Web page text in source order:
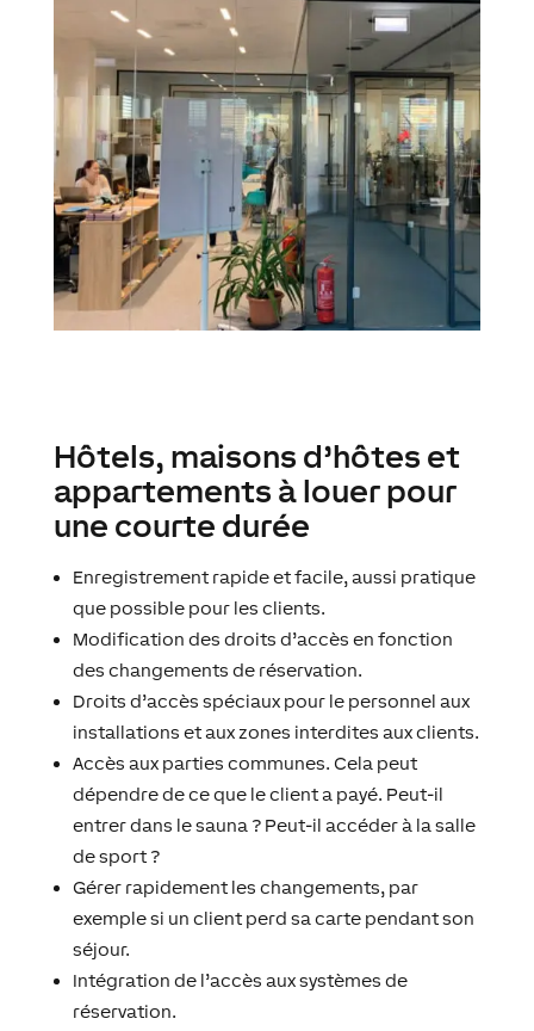
Hôtels, maisons d’hôtes et
appartements à louer pour
une courte durée
Enregistrement rapide et facile, aussi pratique
que possible pour les clients.
Modification des droits d’accès en fonction
des changements de réservation.
Droits d’accès spéciaux pour le personnel aux
installations et aux zones interdites aux clients.
Accès aux parties communes. Cela peut
dépendre de ce que le client a payé. Peut-il
entrer dans le sauna ? Peut-il accéder à la salle
de sport ?
Gérer rapidement les changements, par
exemple si un client perd sa carte pendant son
séjour.
Intégration de l’accès aux systèmes de
réservation.